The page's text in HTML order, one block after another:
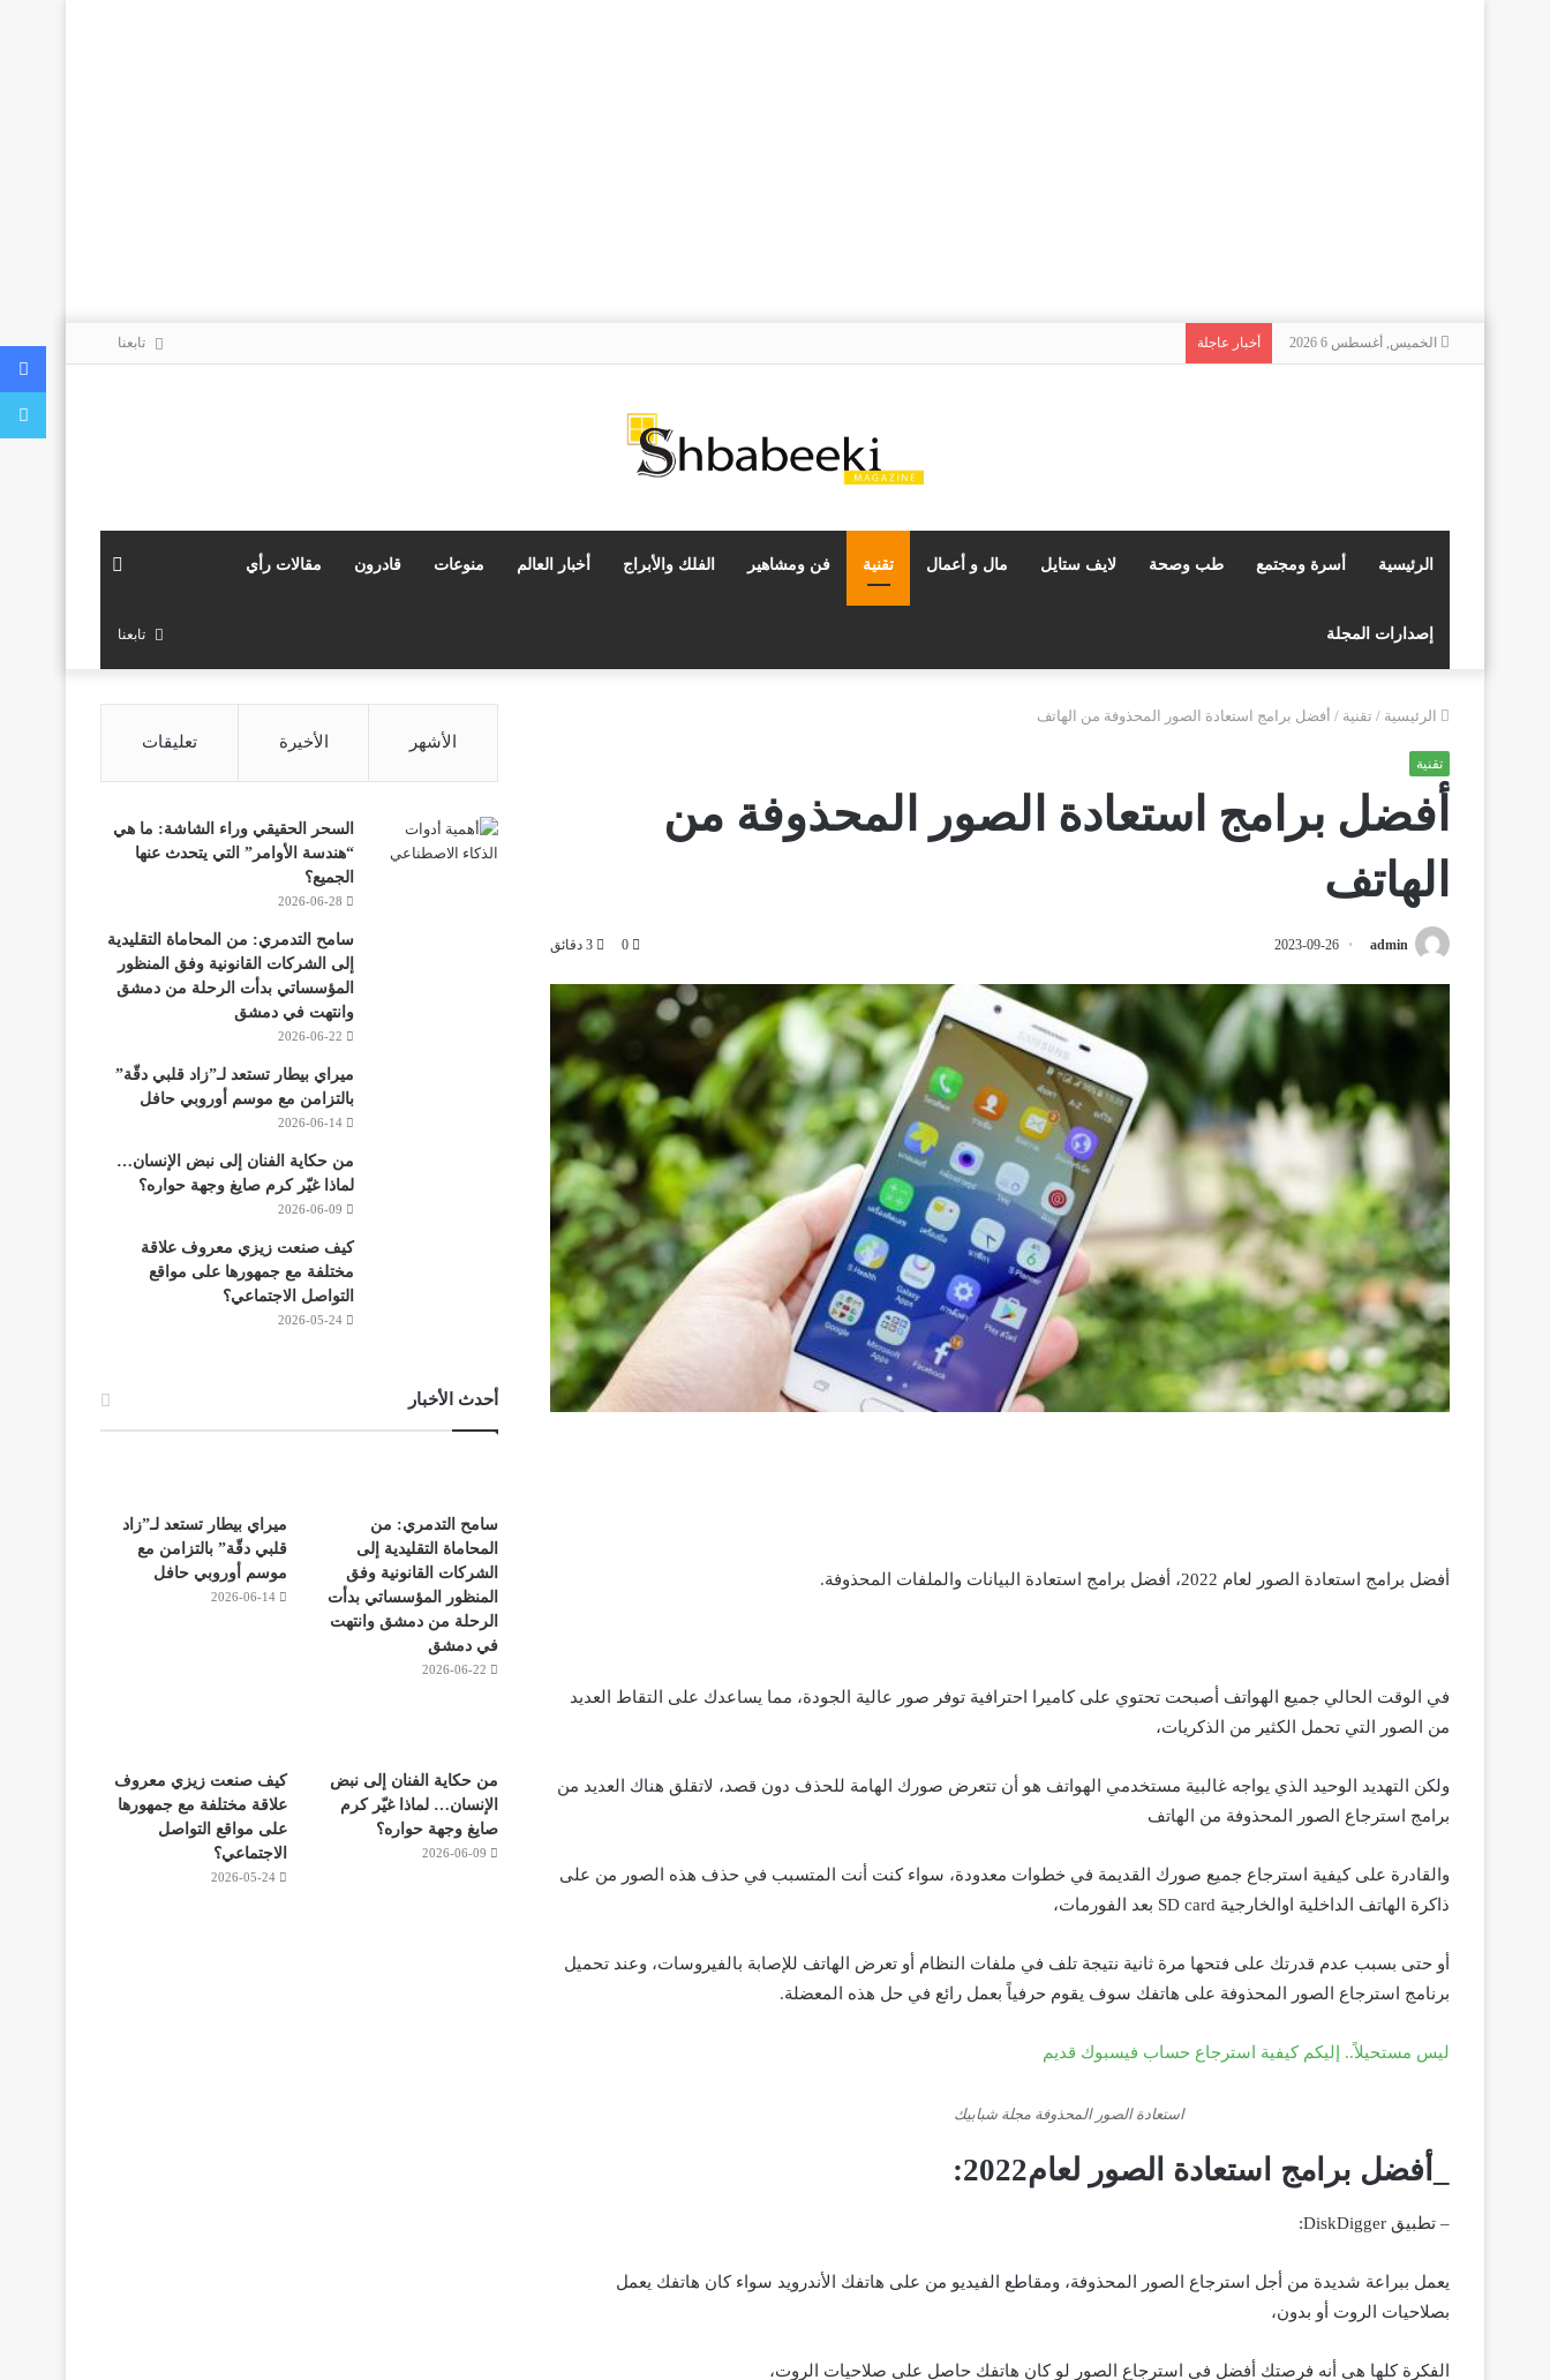
الخميس, أغسطس 6 2026 أخبار عاجلة تابعنا
الرئيسية أسرة ومجتمع طب وصحة لايف ستايل مال و أعمال تقنية فن ومشاهير الفلك والأبراج أخبار العالم منوعات قادرون مقالات رأي
إصدارات المجلة تابعنا
الرئيسية / تقنية / أفضل برامج استعادة الصور المحذوفة من الهاتف
تقنية
أفضل برامج استعادة الصور المحذوفة من
الهاتف
admin
2023-09-26
0
أفضل برامج استعادة الصور لعام 2022، أفضل برامج استعادة البيانات والملفات المحذوفة.
في الوقت الحالي جميع الهواتف أصبحت تحتوي على كاميرا احترافية توفر صور عالية الجودة، مما يساعدك على التقاط العديد
من الصور التي تحمل الكثير من الذكريات،
ولكن التهديد الوحيد الذي يواجه غالبية مستخدمي الهواتف هو أن تتعرض صورك الهامة للحذف دون قصد، لاتقلق هناك العديد من
برامج استرجاع الصور المحذوفة من الهاتف
والقادرة على كيفية استرجاع جميع صورك القديمة في خطوات معدودة، سواء كنت أنت المتسبب في حذف هذه الصور من على
ذاكرة الهاتف الداخلية اوالخارجية SD card بعد الفورمات،
أو حتى بسبب عدم قدرتك على فتحها مرة ثانية نتيجة تلف في ملفات النظام أو تعرض الهاتف للإصابة بالفيروسات، وعند تحميل
برنامج استرجاع الصور المحذوفة على هاتفك سوف يقوم حرفياً بعمل رائع في حل هذه المعضلة.
ليس مستحيلاً.. إليكم كيفية استرجاع حساب فيسبوك قديم
استعادة الصور المحذوفة مجلة شبابيك
_أفضل برامج استعادة الصور لعام2022:
– تطبيق DiskDigger:
يعمل ببراعة شديدة من أجل استرجاع الصور المحذوفة، ومقاطع الفيديو من على هاتفك الأندرويد سواء كان هاتفك يعمل
بصلاحيات الروت أو بدون،
الفكرة كلها هي أنه فرصتك أفضل في استرجاع الصور لو كان هاتفك حاصل على صلاحيات الروت،
الأشهر الأخيرة تعليقات
السحر الحقيقي وراء الشاشة: ما هي
“هندسة الأوامر” التي يتحدث عنها
الجميع؟
2026-06-28
سامح التدمري: من المحاماة التقليدية
إلى الشركات القانونية وفق المنظور
المؤسساتي بدأت الرحلة من دمشق
وانتهت في دمشق
2026-06-22
ميراي بيطار تستعد لـ”زاد قلبي دقّة”
بالتزامن مع موسم أوروبي حافل
2026-06-14
من حكاية الفنان إلى نبض الإنسان…
لماذا غيّر كرم صايغ وجهة حواره؟
2026-06-09
كيف صنعت زيزي معروف علاقة
مختلفة مع جمهورها على مواقع
التواصل الاجتماعي؟
2026-05-24
أحدث الأخبار
سامح التدمري: من
المحاماة التقليدية إلى
الشركات القانونية وفق
المنظور المؤسساتي بدأت
الرحلة من دمشق وانتهت
في دمشق
2026-06-22
ميراي بيطار تستعد لـ”زاد
قلبي دقّة” بالتزامن مع
موسم أوروبي حافل
2026-06-14
من حكاية الفنان إلى نبض
الإنسان… لماذا غيّر كرم
صايغ وجهة حواره؟
2026-06-09
كيف صنعت زيزي معروف
علاقة مختلفة مع جمهورها
على مواقع التواصل
الاجتماعي؟
2026-05-24